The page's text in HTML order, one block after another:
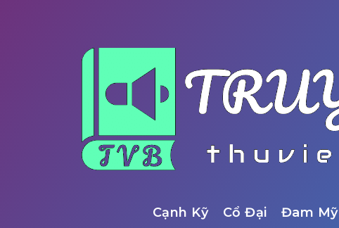
Cạnh Kỹ Cổ Đại Đam Mỹ